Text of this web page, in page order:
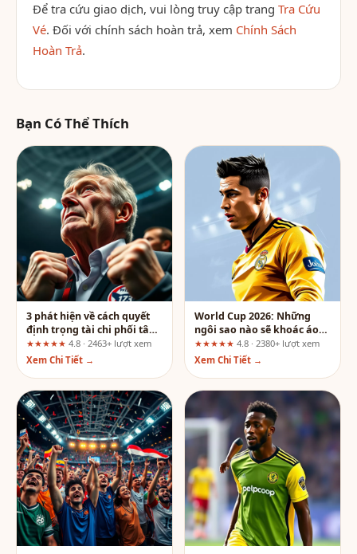
Để tra cứu giao dịch, vui lòng truy cập trang Tra Cứu
Vé. Đối với chính sách hoàn trả, xem Chính Sách
Hoàn Trả.
Bạn Có Thể Thích
3 phát hiện về cách quyết
định trọng tài chi phối tâm
lý người chơi – Góc nhìn từ
hành trình người dùng tại
★★★★★ 4.8 · 2463+ lượt xem
Xem Chi Tiết →
World Cup 2026: Những
ngôi sao nào sẽ khoác áo
người hùng dân tộc?
★★★★★ 4.8 · 2380+ lượt xem
Xem Chi Tiết →